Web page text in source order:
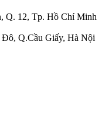
Q. 12, Tp. Hồ Chí Minh
Q.Cầu Giấy, Hà Nội